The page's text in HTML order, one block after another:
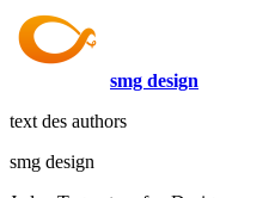
smg design
text des authors
smg design